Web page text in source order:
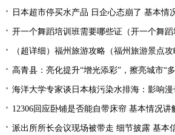
日本超市停买水产品 日企心态崩了 基本情
开一个舞蹈培训班需要哪些证（开一个舞蹈
（超详细）福州旅游攻略（福州旅游景点攻
高青县：亮化提升“增光添彩”，擦亮城市“
海洋大学专家谈日本核污染水排海：影响漫长且未知，实验
12306回应卧铺是否能自带床帘 基本情况讲
派出所所长会议现场被带走 细节披露 基本